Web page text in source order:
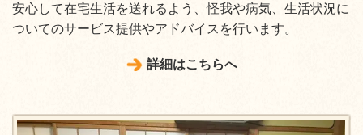
安心して在宅生活を送れるよう、怪我や病気、生活状況に
ついてのサービス提供やアドバイスを行います。
詳細はこちらへ